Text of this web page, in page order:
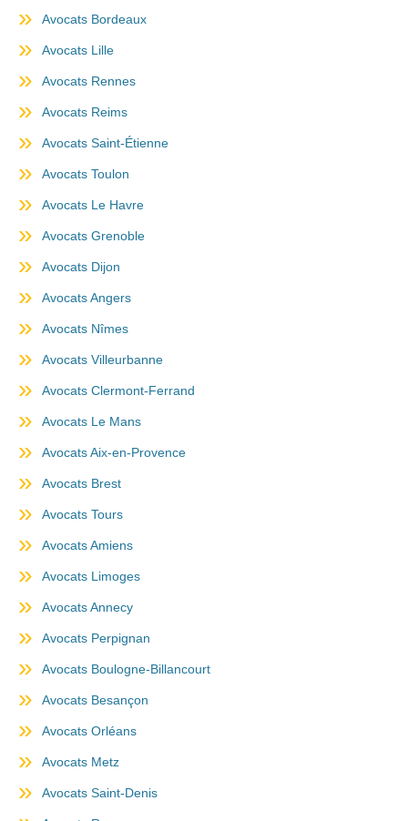
Avocats Bordeaux
Avocats Lille
Avocats Rennes
Avocats Reims
Avocats Saint-Étienne
Avocats Toulon
Avocats Le Havre
Avocats Grenoble
Avocats Dijon
Avocats Angers
Avocats Nîmes
Avocats Villeurbanne
Avocats Clermont-Ferrand
Avocats Le Mans
Avocats Aix-en-Provence
Avocats Brest
Avocats Tours
Avocats Amiens
Avocats Limoges
Avocats Annecy
Avocats Perpignan
Avocats Boulogne-Billancourt
Avocats Besançon
Avocats Orléans
Avocats Metz
Avocats Saint-Denis